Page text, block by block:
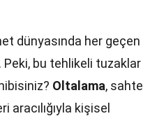
dünyasında her geçen
Peki, bu tehlikeli tuzaklar
Oltalama, sahte
kişisel